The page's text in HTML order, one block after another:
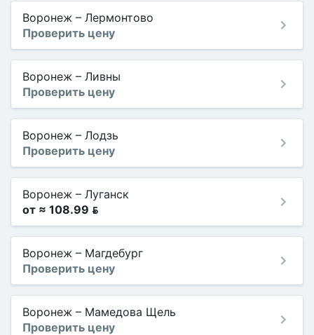
Воронеж – Лермонтово
Проверить цену
Воронеж – Ливны
Проверить цену
Воронеж – Лодзь
Проверить цену
Воронеж – Луганск
от ≈ 108.99 
Воронеж – Магдебург
Проверить цену
Воронеж – Мамедова Щель
Проверить цену